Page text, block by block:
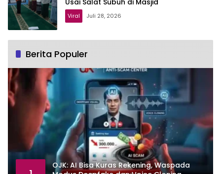
Viral Juli 28, 2026
Berita Populer
OJK: AI Bisa Kuras Rekening, Waspada